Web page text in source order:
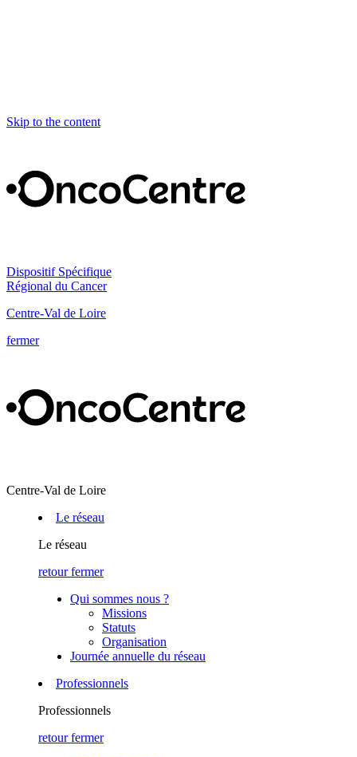
Skip to the content
Dispositif Spécifique
Régional du Cancer
Centre-Val de Loire
fermer
Centre-Val de Loire
Le réseau
Le réseau
retour fermer
Qui sommes nous ?
Missions
Statuts
Organisation
Journée annuelle du réseau
Professionnels
Professionnels
retour fermer